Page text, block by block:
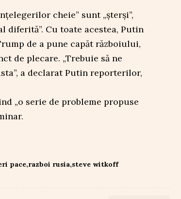
cheie” sunt „șterși”,
diferită”. Cu toate acestea, Putin
de a pune capăt războiului,
de plecare. „Trebuie să ne
a declarat Putin reporterilor,
„o serie de probleme propuse
pace razboi rusia steve witkoff